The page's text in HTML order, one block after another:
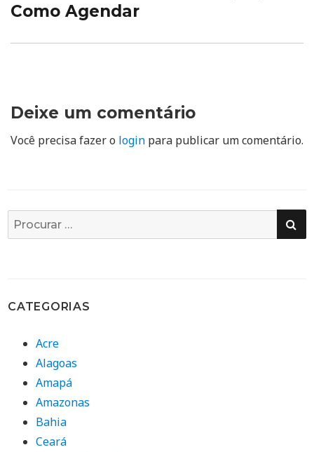
Como Agendar
Deixe um comentário
Você precisa fazer o login para publicar um comentário.
Busca
por:
CATEGORIAS
Acre
Alagoas
Amapá
Amazonas
Bahia
Ceará